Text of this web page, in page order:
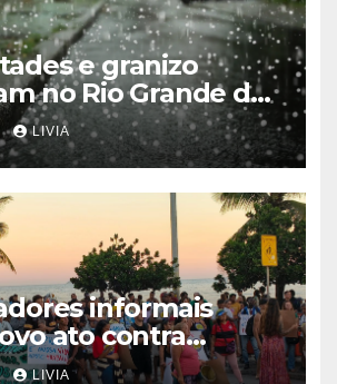
e granizo
no Rio Grande do
LIVIA
informais
ato contra
Tolerância Zero
LIVIA